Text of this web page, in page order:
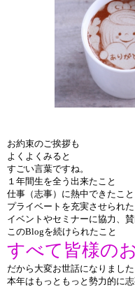
お約束のご挨拶も
よくよくみると
すごい言葉ですね。
１年間生を全う出来たこと
仕事（志事）に熱中できたこと
プライベートを充実させられた
イベントやセミナーに協力、
このBlogを続けられたこと
すべて皆様の
だから大変お世話になりました
本年はもっともっと勢力的に志